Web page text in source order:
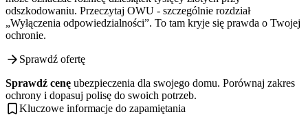
odszkodowaniu. Przeczytaj OWU - szczególnie rozdział
„Wyłączenia odpowiedzialności”. To tam kryje się prawda o Twojej
ochronie.
Sprawdź ofertę
Sprawdź cenę ubezpieczenia dla swojego domu. Porównaj zakres
ochrony i dopasuj polisę do swoich potrzeb.
Kluczowe informacje do zapamiętania